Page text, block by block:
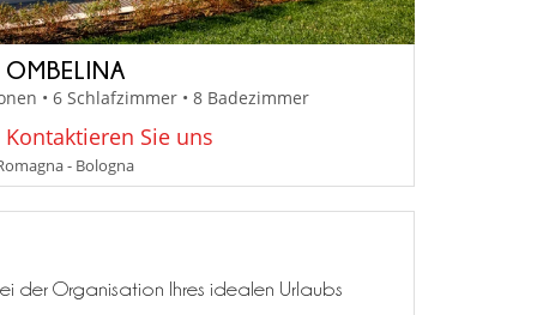
OMBELINA
• 6 Schlafzimmer • 8 Badezimmer
Kontaktieren Sie uns
- Bologna
der Organisation Ihres idealen Urlaubs